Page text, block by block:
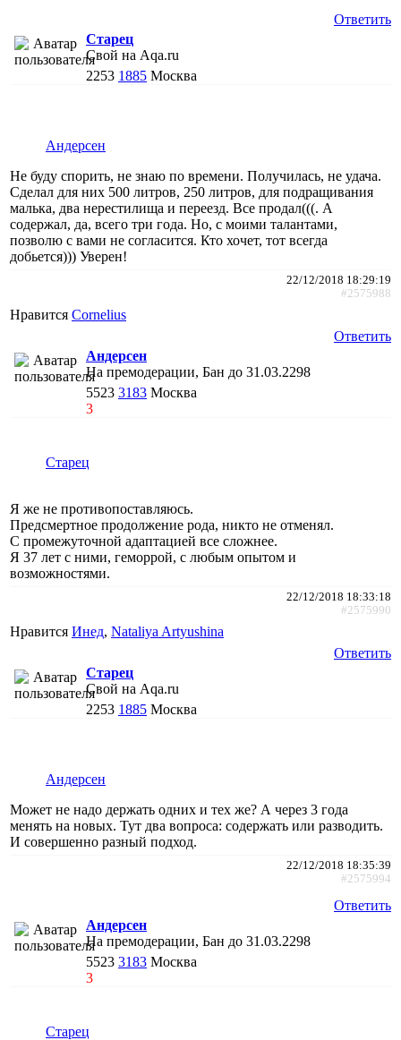
Ответить
Старец
Свой на Aqa.ru
2253 1885 Москва
Андерсен
Не буду спорить, не знаю по времени. Получилась, не удача.
Сделал для них 500 литров, 250 литров, для подращивания
малька, два нерестилища и переезд. Все продал(((. А
содержал, да, всего три года. Но, с моими талантами,
позволю с вами не согласится. Кто хочет, тот всегда
добьется))) Уверен!
22/12/2018 18:29:19
#2575988
Нравится Cornelius
Ответить
Андерсен
На премодерации, Бан до 31.03.2298
5523 3183 Москва
3
Старец
Я же не противопоставляюсь.
Предсмертное продолжение рода, никто не отменял.
С промежуточной адаптацией все сложнее.
Я 37 лет с ними, геморрой, с любым опытом и
возможностями.
22/12/2018 18:33:18
#2575990
Нравится Инед, Nataliya Artyushina
Ответить
Старец
Свой на Aqa.ru
2253 1885 Москва
Андерсен
Может не надо держать одних и тех же? А через 3 года
менять на новых. Тут два вопроса: содержать или разводить.
И совершенно разный подход.
22/12/2018 18:35:39
#2575994
Ответить
Андерсен
На премодерации, Бан до 31.03.2298
5523 3183 Москва
3
Старец